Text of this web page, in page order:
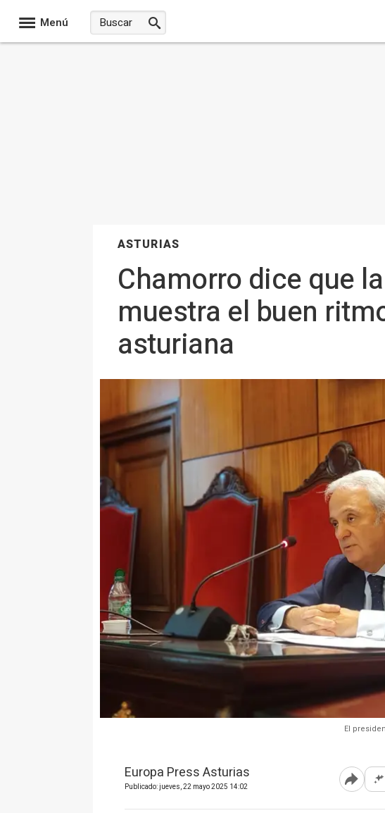
Menú
ASTURIAS
Chamorro dice que
muestra el buen
asturiana
El
Europa Press Asturias
Publicado: jueves, 22 mayo 2025 14:02 Abrir